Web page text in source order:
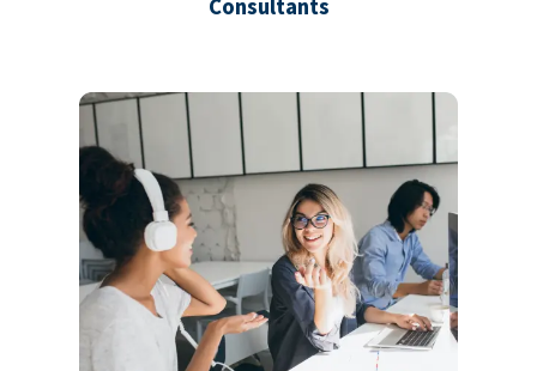
Consultants